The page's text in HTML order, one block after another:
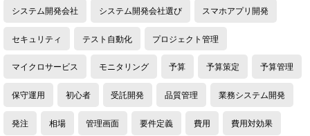
システム開発会社 システム開発会社選び スマホアプリ開発
セキュリティ テスト自動化 プロジェクト管理
マイクロサービス モニタリング 予算 予算策定 予算管理
保守運用 初心者 受託開発 品質管理 業務システム開発
発注 相場 管理画面 要件定義 費用 費用対効果